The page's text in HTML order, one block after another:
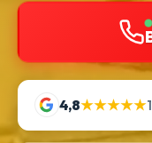
4,8★★★★★